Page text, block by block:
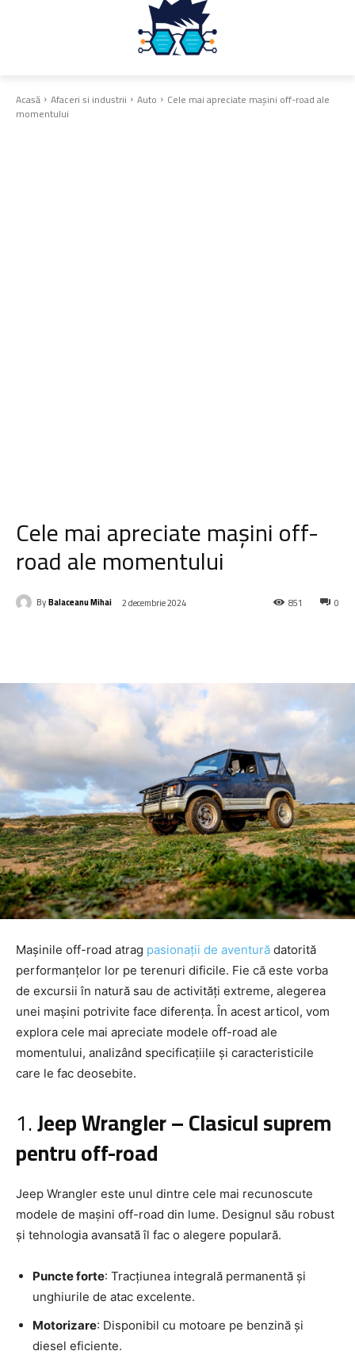
Acasă Afaceri si industrii Auto Cele mai apreciate mașini off-road ale
momentului
Cele mai apreciate mașini off-
road ale momentului
ByBalaceanu Mihai 2 decembrie 2024 0
851
Mașinile off-road atrag pasionații de aventură datorită
performanțelor lor pe terenuri dificile. Fie că este vorba
de excursii în natură sau de activități extreme, alegerea
unei mașini potrivite face diferența. În acest articol, vom
explora cele mai apreciate modele off-road ale
momentului, analizând specificațiile și caracteristicile
care le fac deosebite.
1.Jeep Wrangler – Clasicul suprem
pentru off-road
Jeep Wrangler este unul dintre cele mai recunoscute
modele de mașini off-road din lume. Designul său robust
și tehnologia avansată îl fac o alegere populară.
Puncte forte: Tracțiunea integrală permanentă și
unghiurile de atac excelente.
Motorizare: Disponibil cu motoare pe benzină și
diesel eficiente.